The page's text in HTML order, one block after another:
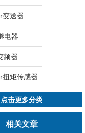
变送器
电器
频器
扭矩传感器
点击更多分类
相关文章